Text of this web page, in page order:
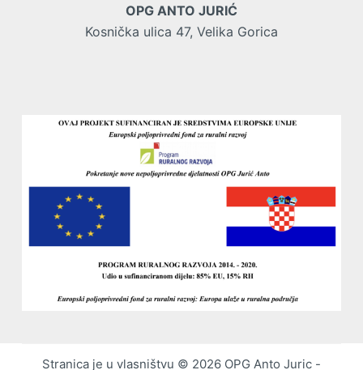
OPG ANTO JURIĆ
Kosnička ulica 47, Velika Gorica
Stranica je u vlasništvu © 2026 OPG Anto Juric -